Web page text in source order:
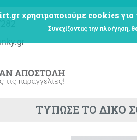
χρησιμοποιούμε cookies για
Συνεχίζοντας την πλοήγηση,
ΤΥΠΩΣΕ ΤΟ ΔΙΚΟ